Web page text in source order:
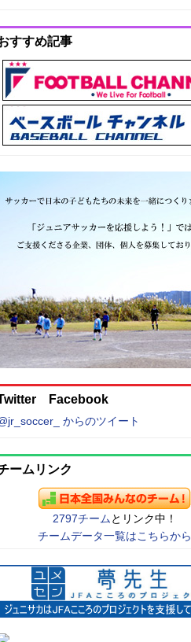
すすめ記事
Facebook
からのツイート
ームリンク
2797チーム とリンク中！
チームデータ一覧はこちらから